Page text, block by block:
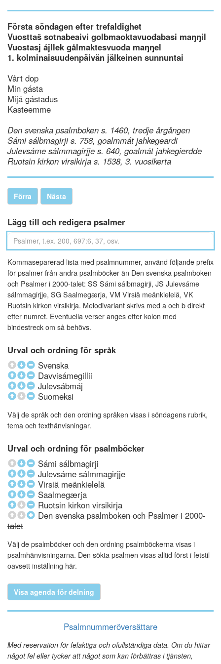
Första söndagen efter trefaldighet
Vuosttaš sotnabeaivi golbmaoktavuođabasi maŋŋil
Vuostasj ájllek gålmaktesvuoda maŋŋel
1. kolminaisuudenpäivän jälkeinen sunnuntai
Vårt dop
Min gásta
Mijá gástadus
Kasteemme
Den svenska psalmboken s. 1460, tredje årgången
Sámi sálbmagirji s. 758, goalmmát jahkegeardi
Julevsáme sálmmagirjje s. 640, goalmát jahkegierdde
Ruotsin kirkon virsikirja s. 1538, 3. vuosikerta
Förra Nästa
Lägg till och redigera psalmer
Kommaseparerad lista med psalmnummer, använd följande prefix
för psalmer från andra psalmböcker än Den svenska psalmboken
och Psalmer i 2000-talet: SS Sámi sálbmagirji, JS Julevsáme
sálmmagirjje, SG Saalmegærja, VM Virsiä meänkielelä, VK
Ruotsin kirkon virsikirja. Melodivariant skrivs med a och b direkt
efter numret. Eventuella verser anges efter kolon med
bindestreck om så behövs.
Urval och ordning för språk
Svenska
Davvisámegillii
Julevsábmáj
Suomeksi
Välj de språk och den ordning språken visas i söndagens rubrik,
tema och texthänvisningar.
Urval och ordning för psalmböcker
Sámi sálbmagirji
Julevsáme sálmmagirjje
Virsiä meänkielelä
Saalmegærja
Ruotsin kirkon virsikirja
Den svenska psalmboken och Psalmer i 2000-
talet
Välj de psalmböcker och den ordning psalmböckerna visas i
psalmhänvisningarna. Den sökta psalmen visas alltid först i fetstil
oavsett inställning här.
Visa agenda för delning
Psalmnummeröversättare
Med reservation för felaktiga och ofullständiga data. Om du hittar
något fel eller tycker att något som kan förbättras i tjänsten,